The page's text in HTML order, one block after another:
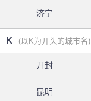
济宁
K (以K为开头的城市名)
开封
昆明